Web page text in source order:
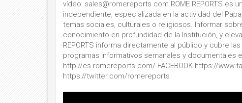
vídeo: sales@romereports.com ROME REPORTS es
independiente, especializada en la actividad del
temas sociales, culturales o religiosos. Informar
conocimiento en profundidad de la Institución, y
REPORTS informa directamente al público y cubre
programas informativos semanales y documentales
http://es.romereports.com/ FACEBOOK https://
https://twitter.com/romereports